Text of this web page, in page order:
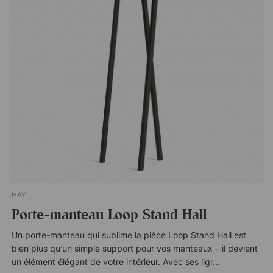
fréquentés. Conçu pour les environnements publics Le porte-
manteau est spécialement adapté aux environnements publics
où la durabilité et la fonctionnalité sont essentielles. Il convient
donc parfaitement aux bureaux, aux réceptions, aux salles de
conférence et aux autres espaces communs où le besoin de
rangement pratique pour les manteaux est important. Bukto
est un portemanteau stable et de haute qualité au design
scandinave. Une solution élégante et fonctionnelle pour
l'entrée, le bureau ou la salle de conférence. Design
scandinave. Construction stable. Adapté aux environnements
HAY
Porte-manteau Loop Stand Hall
Un porte-manteau qui sublime la pièce Loop Stand Hall est
bien plus qu’un simple support pour vos manteaux – il devient
un élément élégant de votre intérieur. Avec ses lignes épurées